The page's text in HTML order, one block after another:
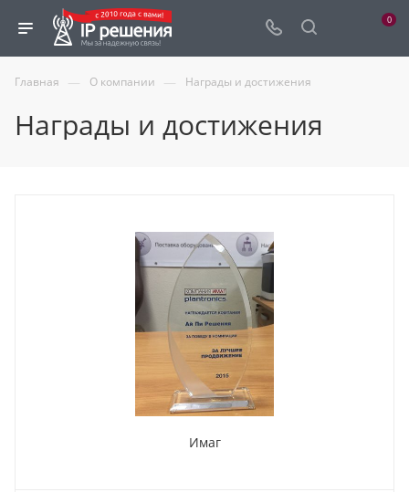
0
Главная — О компании — Награды и достижения
Награды и достижения
Имаг